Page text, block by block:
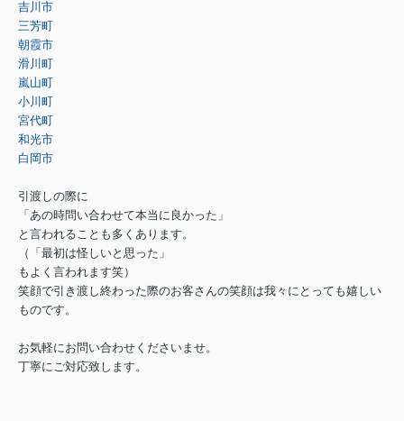
吉川市
三芳町
朝霞市
滑川町
嵐山町
小川町
宮代町
和光市
白岡市
引渡しの際に
「あの時問い合わせて本当に良かった」
と言われることも多くあります。
（「最初は怪しいと思った」
もよく言われます笑）
笑顔で引き渡し終わった際のお客さんの笑顔は我々にとっても嬉しい
ものです。
お気軽にお問い合わせくださいませ。
丁寧にご対応致します。